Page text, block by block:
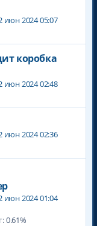
июн 2024 05:07
коробка
июн 2024 02:48
июн 2024 02:36
июн 2024 01:04
0.61%